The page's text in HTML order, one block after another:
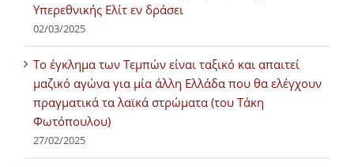
Υπερεθνικής Ελίτ εν δράσει
02/03/2025
Tο έγκλημα των Τεμπών είναι ταξικό και απαιτεί
μαζικό αγώνα για μία άλλη Ελλάδα που θα ελέγχουν
πραγματικά τα λαϊκά στρώματα (του Τάκη
Φωτόπουλου)
27/02/2025